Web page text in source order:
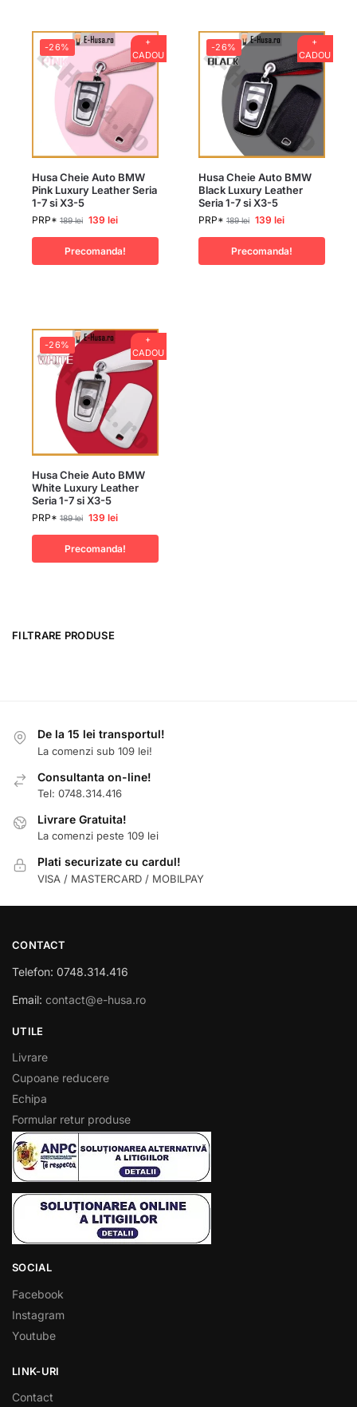
+
CADOU
-26%
Husa Cheie Auto BMW
Pink Luxury Leather Seria
1-7 si X3-5
PRP* 189lei 139 lei
Precomanda!
+
CADOU
-26%
Husa Cheie Auto BMW
Black Luxury Leather
Seria 1-7 si X3-5
PRP* 189lei 139 lei
Precomanda!
+
CADOU
-26%
Husa Cheie Auto BMW
White Luxury Leather
Seria 1-7 si X3-5
PRP* 189lei 139 lei
Precomanda!
FILTRARE PRODUSE
De la 15 lei transportul!
La comenzi sub 109 lei!
Consultanta on-line!
Tel: 0748.314.416
Livrare Gratuita!
La comenzi peste 109 lei
Plati securizate cu cardul!
VISA / MASTERCARD / MOBILPAY
CONTACT
Telefon: 0748.314.416
Email: contact@e-husa.ro
UTILE
Livrare
Cupoane reducere
Echipa
Formular retur produse
SOCIAL
Facebook
Instagram
Youtube
LINK-URI
Contact